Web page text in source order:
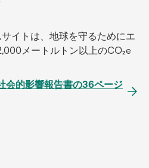
イトは、地球を守るためにエ
メートルトン以上のCO₂e
会的影響報告書の36ページ